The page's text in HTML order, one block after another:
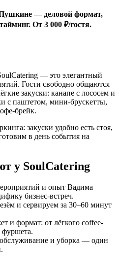
— деловой формат,
От 3 000 ₽/гостя.
— это элегантный
Гости свободно общаются
закуски: канапе с лососем и
с паштетом, мини-брускетты,
брейк.
закуски удобно есть стоя,
в день события на
у SoulCatering
и опыт Вадима
бизнес-встреч.
и сервируем за 30–60 минут
и формат: от лёгкого coffee-
фуршета.
и уборка — один